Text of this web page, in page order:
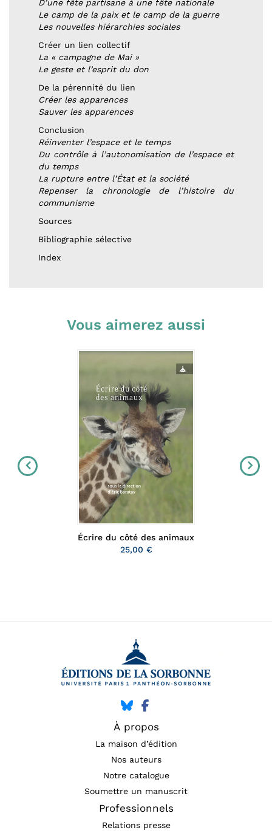
D’une fête partisane à une fête nationale
Le camp de la paix et le camp de la guerre
Les nouvelles hiérarchies sociales
Créer un lien collectif
La « campagne de Mai »
Le geste et l’esprit du don
De la pérennité du lien
Créer les apparences
Sauver les apparences
Conclusion
Réinventer l’espace et le temps
Du contrôle à l’autonomisation de l’espace et
du temps
La rupture entre l’État et la société
Repenser la chronologie de l’histoire du
communisme
Sources
Bibliographie sélective
Index
Vous aimerez aussi
Écrire du côté des animaux
25,00 €
À propos
La maison d’édition
Nos auteurs
Notre catalogue
Soumettre un manuscrit
Professionnels
Relations presse